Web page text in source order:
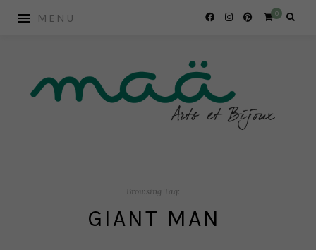
0
Browsing Tag:
GIANT MAN